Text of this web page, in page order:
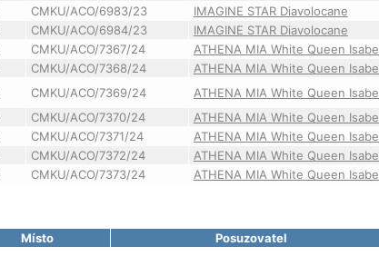
CMKU/ACO/6983/23 IMAGINE STAR Diavolocane
CMKU/ACO/6984/23 IMAGINE STAR Diavolocane
CMKU/ACO/7367/24 ATHENA MIA White Queen
CMKU/ACO/7368/24 ATHENA MIA White Queen
CMKU/ACO/7369/24 ATHENA MIA White Queen
CMKU/ACO/7370/24 ATHENA MIA White Queen
CMKU/ACO/7371/24 ATHENA MIA White Queen
CMKU/ACO/7372/24 ATHENA MIA White Queen
CMKU/ACO/7373/24 ATHENA MIA White Queen
Místo Posuzovatel